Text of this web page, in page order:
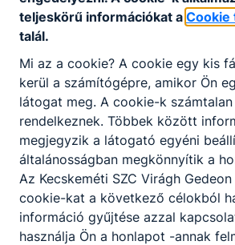
"Az emlékek ápolása a folyamatosság
érzését és tudatát adja; a múlt
gyökértelenség a mai ember egyik
baja, sérülékennyé teszi "énünket".
Beszéljünk azokról, akik meghaltak,
éltek, milyenek voltak, hogyan
gondolkoztak, miben hittek, mit
életükkel, mit hagytak a következő
nemzedékre." (Polcz Alaine)
2021. nov. 1. VG
teljeskörű információkat a Cookie
talál.
Mi az a cookie? A cookie egy kis
kerül a számítógépre, amikor Ön
látogat meg. A cookie-k
rendelkeznek. Többek között
megjegyzik a látogató egyéni
általánosságban megkönnyítik a
Az Kecskeméti SZC Virágh
cookie-kat a következő célokból
információ gyűjtése azzal
használja Ön a honlapot -annak